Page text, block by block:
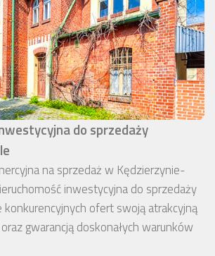
do sprzedaży
na sprzedaż w Kędzierzynie-
inwestycyjna do sprzedaży
ofert swoją atrakcyjną
gwarancją doskonałych warunków